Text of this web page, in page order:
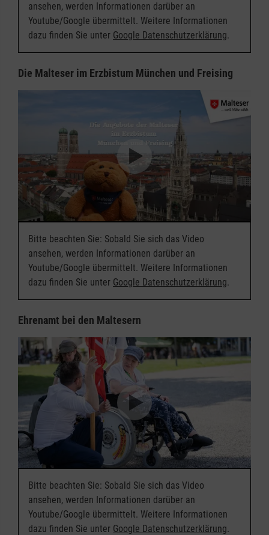
ansehen, werden Informationen darüber an
Youtube/Google übermittelt. Weitere Informationen
dazu finden Sie unter Google Datenschutzerklärung.
Die Malteser im Erzbistum München und Freising
Bitte beachten Sie: Sobald Sie sich das Video
ansehen, werden Informationen darüber an
Youtube/Google übermittelt. Weitere Informationen
dazu finden Sie unter Google Datenschutzerklärung.
Ehrenamt bei den Maltesern
Bitte beachten Sie: Sobald Sie sich das Video
ansehen, werden Informationen darüber an
Youtube/Google übermittelt. Weitere Informationen
dazu finden Sie unter Google Datenschutzerklärung.